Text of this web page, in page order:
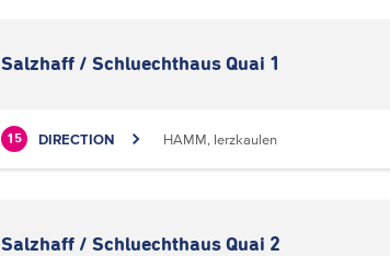
Salzhaff / Schluechthaus Quai 1
15 DIRECTION HAMM, Ierzkaulen
Salzhaff / Schluechthaus Quai 2